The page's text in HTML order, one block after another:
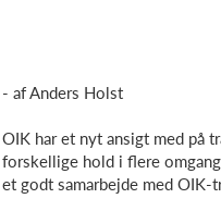
- af Anders Holst
OIK har et nyt ansigt med på
forskellige hold i flere
et godt samarbejde med OIK-